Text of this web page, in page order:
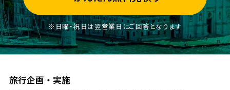
※日曜・祝日は翌営業日にご回答となります
旅行企画・実施